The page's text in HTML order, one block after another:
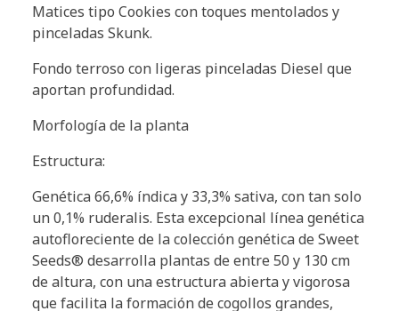
Matices tipo Cookies con toques mentolados y
pinceladas Skunk.
Fondo terroso con ligeras pinceladas Diesel que
aportan profundidad.
Morfología de la planta
Estructura:
Genética 66,6% índica y 33,3% sativa, con tan solo
un 0,1% ruderalis. Esta excepcional línea genética
autofloreciente de la colección genética de Sweet
Seeds® desarrolla plantas de entre 50 y 130 cm
de altura, con una estructura abierta y vigorosa
que facilita la formación de cogollos grandes,